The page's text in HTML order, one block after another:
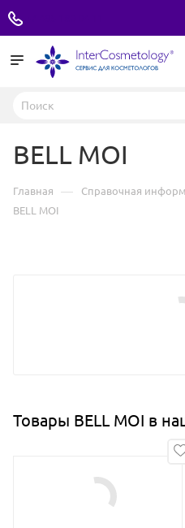
BELL MOI
Главная — Справочная
BELL MOI
Товары BELL MOI в